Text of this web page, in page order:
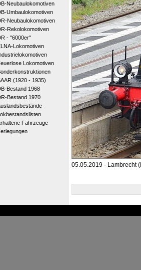
Neubaulokomotiven
Umbaulokomotiven
Neubaulokomotiven
Rekolokomotiven
- "6000er"
Lokomotiven
Lokomotiven
(1920 - 1935)
Bestand 1968
Bestand 1970
Fahrzeuge
05.05.2019 - Lambrecht